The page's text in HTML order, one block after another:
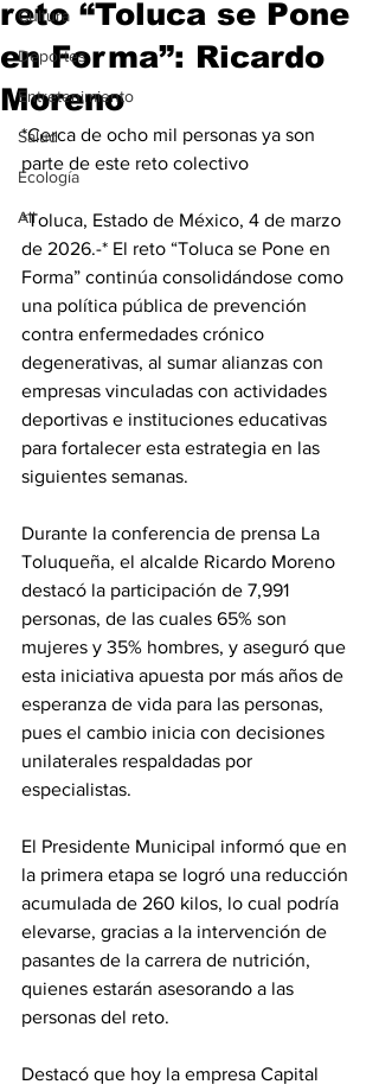
Cultura
Deportes
Entretenimiento
Salud
Ecología
All
reto “Toluca se Pone
en Forma”: Ricardo
Moreno
*Cerca de ocho mil personas ya son
parte de este reto colectivo
*Toluca, Estado de México, 4 de marzo
de 2026.-* El reto “Toluca se Pone en
Forma” continúa consolidándose como
una política pública de prevención
contra enfermedades crónico
degenerativas, al sumar alianzas con
empresas vinculadas con actividades
deportivas e instituciones educativas
para fortalecer esta estrategia en las
siguientes semanas.
Durante la conferencia de prensa La
Toluqueña, el alcalde Ricardo Moreno
destacó la participación de 7,991
personas, de las cuales 65% son
mujeres y 35% hombres, y aseguró que
esta iniciativa apuesta por más años de
esperanza de vida para las personas,
pues el cambio inicia con decisiones
unilaterales respaldadas por
especialistas.
El Presidente Municipal informó que en
la primera etapa se logró una reducción
acumulada de 260 kilos, lo cual podría
elevarse, gracias a la intervención de
pasantes de la carrera de nutrición,
quienes estarán asesorando a las
personas del reto.
Destacó que hoy la empresa Capital